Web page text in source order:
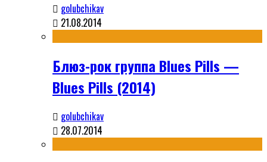
golubchikav
21.08.2014
Блюз-рок группа Blues Pills —
Blues Pills (2014)
golubchikav
28.07.2014